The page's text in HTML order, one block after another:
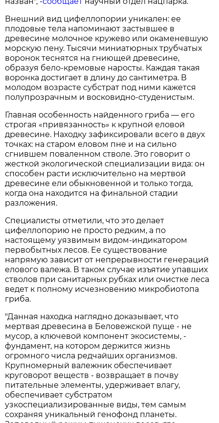
Внешний вид цифеллопории уникален: ее
плодовые тела напоминают застывшее в
древесине молочное кружево или окаменевшую
морскую пену. Тысячи миниатюрных трубчатых
воронок теснятся на гниющей древесине,
образуя бело-кремовые наросты. Каждая такая
воронка достигает в длину до сантиметра. В
молодом возрасте субстрат под ними кажется
полупрозрачным и восковидно-студенистым.
Главная особенность найденного гриба — его
строгая «привязанность» к крупной еловой
древесине. Находку зафиксировали всего в двух
точках: на старом еловом пне и на сильно
сгнившем поваленном стволе. Это говорит о
жесткой экологической специализации вида: он
способен расти исключительно на мертвой
древесине ели обыкновенной и только тогда,
когда она находится на финальной стадии
разложения.
Специалисты отметили, что это делает
цифеллопорию не просто редким, а по
настоящему уязвимым видом-индикатором
первобытных лесов. Ее существование
напрямую зависит от непрерывности генераций
елового валежа. В таком случае изъятие упавших
стволов при санитарных рубках или очистке леса
ведет к полному исчезновению микробиотопа
гриба.
"Данная находка наглядно доказывает, что
мертвая древесина в Беловежской пуще - не
мусор, а ключевой компонент экосистемы, -
фундамент, на котором держится жизнь
огромного числа редчайших организмов.
Крупномерный валежник обеспечивает
круговорот веществ - возвращает в почву
питательные элементы, удерживает влагу,
обеспечивает субстратом
узкоспециализированные виды, тем самым
сохраняя уникальный генофонд планеты.